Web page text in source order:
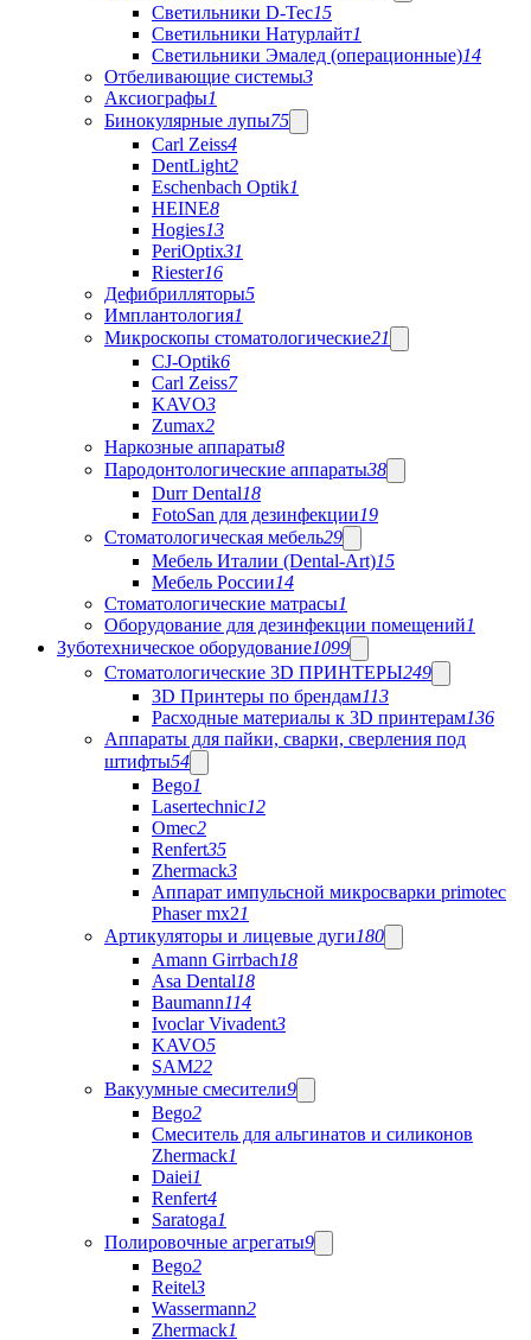
Светильники D-Tec15
Светильники Натурлайт1
Светильники Эмалед (операционные)14
Отбеливающие системы3
Аксиографы1
Бинокулярные лупы75
Carl Zeiss4
DentLight2
Eschenbach Optik1
HEINE8
Hogies13
PeriOptix31
Riester16
Дефибрилляторы5
Имплантология1
Микроскопы стоматологические21
CJ-Optik6
Carl Zeiss7
KAVO3
Zumax2
Наркозные аппараты8
Пародонтологические аппараты38
Durr Dental18
FotoSan для дезинфекции19
Стоматологическая мебель29
Мебель Италии (Dental-Art)15
Мебель России14
Стоматологические матрасы1
Оборудование для дезинфекции помещений1
Зуботехническое оборудование1099
Стоматологические 3D ПРИНТЕРЫ249
3D Принтеры по брендам113
Расходные материалы к 3D принтерам136
Аппараты для пайки, сварки, сверления под
штифты54
Bego1
Lasertechnic12
Omec2
Renfert35
Zhermack3
Аппарат импульсной микросварки primotec
Phaser mx21
Артикуляторы и лицевые дуги180
Amann Girrbach18
Asa Dental18
Baumann114
Ivoclar Vivadent3
KAVO5
SAM22
Вакуумные смесители9
Bego2
Cмеситель для альгинатов и силиконов
Zhermack1
Daiei1
Renfert4
Saratoga1
Полировочные агрегаты9
Bego2
Reitel3
Wassermann2
Zhermack1